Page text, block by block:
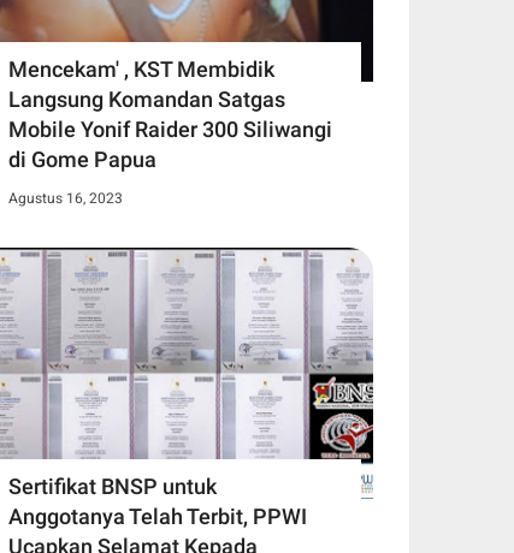
Mencekam' , KST Membidik
Langsung Komandan Satgas
Mobile Yonif Raider 300 Siliwangi
di Gome Papua
Agustus 16, 2023
Sertifikat BNSP untuk
Anggotanya Telah Terbit, PPWI
Ucapkan Selamat Kepada